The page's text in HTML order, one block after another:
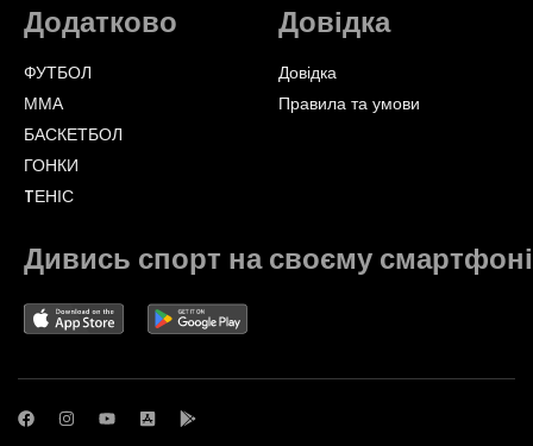
Додатково
ФУТБОЛ
ММА
БАСКЕТБОЛ
ГОНКИ
TЕНІС
Довідка
Довідка
Правила та умови
Дивись спорт на своєму смартфоні